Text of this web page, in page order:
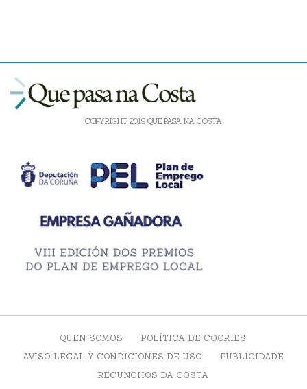
COPYRIGHT 2019 QUE PASA NA COSTA
QUEN SOMOS
POLÍTICA DE COOKIES
AVISO LEGAL Y CONDICIONES DE USO
PUBLICIDADE
RECUNCHOS DA COSTA